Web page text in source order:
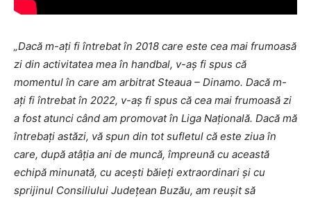
„Dacă m-ați fi întrebat în 2018 care este cea mai frumoasă
zi din activitatea mea în handbal, v-aș fi spus că
momentul în care am arbitrat Steaua – Dinamo. Dacă m-
ați fi întrebat în 2022, v-aș fi spus că cea mai frumoasă zi
a fost atunci când am promovat în Liga Națională. Dacă mă
întrebați astăzi, vă spun din tot sufletul că este ziua în
care, după atâția ani de muncă, împreună cu această
echipă minunată, cu acești băieți extraordinari și cu
sprijinul Consiliului Județean Buzău, am reușit să